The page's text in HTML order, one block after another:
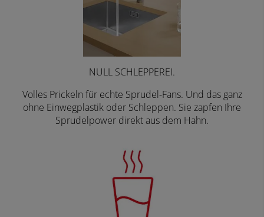
NULL SCHLEPPEREI.
Volles Prickeln für echte Sprudel-Fans. Und das ganz
ohne Einwegplastik oder Schleppen. Sie zapfen Ihre
Sprudelpower direkt aus dem Hahn.